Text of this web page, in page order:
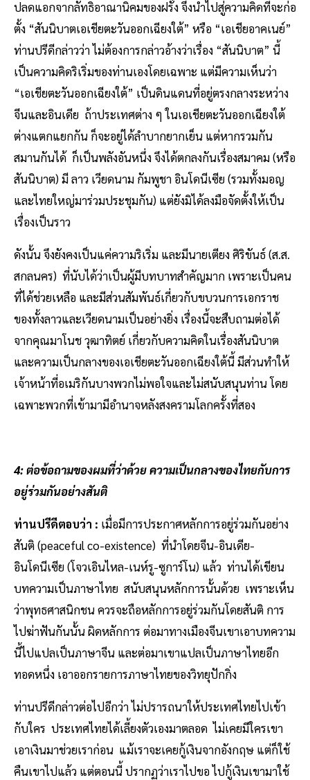
ปลดแอกจากลัทธิอาณานิคมของฝรั่ง จึงนำไปสู่ความคิดที่จะก่อ
ตั้ง “สันนิบาตเอเชียตะวันออกเฉียงใต้” หรือ “เอเชียอาคเนย์”
ท่านปรีดีกล่าวว่า ไม่ต้องการกล่าวอ้างว่าเรื่อง “สันนิบาต” นี้
เป็นความคิดริเริ่มของท่านเองโดยเฉพาะ แต่มีความเห็นว่า
“เอเชียตะวันออกเฉียงใต้” เป็นดินแดนที่อยู่ตรงกลางระหว่าง
จีนและอินเดีย ถ้าประเทศต่าง ๆ ในเอเชียตะวันออกเฉียงใต้
ต่างแตกแยกกัน ก็จะอยู่ได้ลำบากยากเย็น แต่หากรวมกัน
สมานกันได้ ก็เป็นพลังอันหนึ่ง จึงได้ตกลงกันเรื่องสมาคม (หรือ
สันนิบาต) มี ลาว เวียดนาม กัมพูชา อินโดนีเซีย (รวมทั้งมอญ
และไทยใหญ่มาร่วมประชุมกัน) แต่ยังมิได้ลงมือจัดตั้งให้เป็น
เรื่องเป็นราว
ดังนั้น จึงยังคงเป็นแค่ความริเริ่ม และมีนายเตียง ศิริขันธ์ (ส.ส.
สกลนคร) ที่นับได้ว่าเป็นผู้มีบทบาทสำคัญมาก เพราะเป็นคน
ที่ได้ช่วยเหลือ และมีส่วนสัมพันธ์เกี่ยวกับขบวนการเอกราช
ของทั้งลาวและเวียดนามเป็นอย่างยิ่ง เรื่องนี้จะสืบถามต่อได้
จากคุณมาโนช วุฒาทิตย์ เกี่ยวกับความคิดในเรื่องสันนิบาต
และความเป็นกลางของเอเชียตะวันออกเฉียงใต้นี้ มีส่วนทำให้
เจ้าหน้าที่อเมริกันบางพวกไม่พอใจและไม่สนับสนุนท่าน โดย
เฉพาะพวกที่เข้ามามีอำนาจหลังสงครามโลกครั้งที่สอง
4: ต่อข้อถามของผมที่ว่าด้วย ความเป็นกลางของไทยกับการ
อยู่ร่วมกันอย่างสันติ
ท่านปรีดีตอบว่า : เมื่อมีการประกาศหลักการอยู่ร่วมกันอย่าง
สันติ (peaceful co-existence) ที่นำโดยจีน-อินเดีย-
อินโดนีเซีย (โจวเอินไหล-เนห์รู-ซูการ์โน) แล้ว ท่านได้เขียน
บทความเป็นภาษาไทย สนับสนุนหลักการนั้นด้วย เพราะเห็น
ว่าพุทธศาสนิกชน ควรจะถือหลักการอยู่ร่วมกันโดยสันติ การ
ไปฆ่าฟันกันนั้น ผิดหลักการ ต่อมาทางเมืองจีนเขาเอาบทความ
นี้ไปแปลเป็นภาษาจีน และต่อมาเขาแปลเป็นภาษาไทยอีก
ทอดหนึ่ง เอาออกรายการภาษาไทยของวิทยุปักกิ่ง
ท่านปรีดีกล่าวต่อไปอีกว่า ไม่ปรารถนาให้ประเทศไทยไปเข้า
กับใคร ประเทศไทยได้เลี้ยงตัวเองมาตลอด ไม่เคยมีใครเขา
เอาเงินมาช่วยเราก่อน แม้เราจะเคยกู้เงินจากอังกฤษ แต่ก็ใช้
คืนเขาไปแล้ว แต่ตอนนี้ ปรากฏว่าเราไปขอ ไปกู้เงินเขามาใช้